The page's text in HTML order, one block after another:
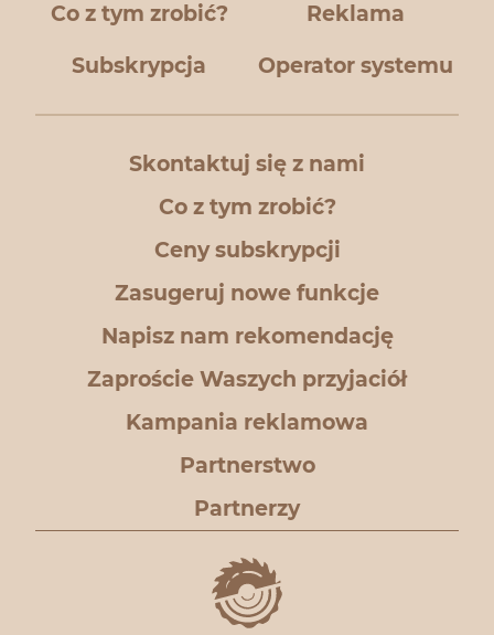
Co z tym zrobić? Reklama
Subskrypcja Operator systemu
Skontaktuj się z nami
Co z tym zrobić?
Ceny subskrypcji
Zasugeruj nowe funkcje
Napisz nam rekomendację
Zaproście Waszych przyjaciół
Kampania reklamowa
Partnerstwo
Partnerzy